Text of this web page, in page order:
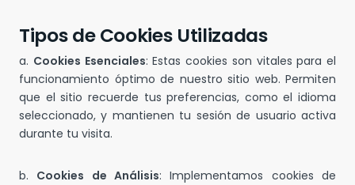
Tipos de Cookies Utilizadas
a. Cookies Esenciales: Estas cookies son vitales para el
funcionamiento óptimo de nuestro sitio web. Permiten
que el sitio recuerde tus preferencias, como el idioma
seleccionado, y mantienen tu sesión de usuario activa
durante tu visita.
b. Cookies de Análisis: Implementamos cookies de